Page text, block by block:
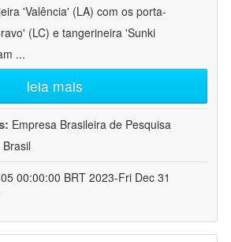
'Valência' (LA) com os porta-
(LC) e tangerineira 'Sunki
...
leia mais
Empresa Brasileira de Pesquisa
00:00:00 BRT 2023-Fri Dec 31